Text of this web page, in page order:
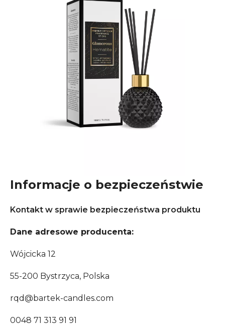
Informacje o bezpieczeństwie
Kontakt w sprawie bezpieczeństwa produktu
Dane adresowe producenta:
Wójcicka 12
55-200 Bystrzyca, Polska
rqd@bartek-candles.com
0048 71 313 91 91